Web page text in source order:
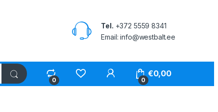
Tel. +372 5559 8341
Email: info@westbalt.ee
0
My Account
0
€0,00